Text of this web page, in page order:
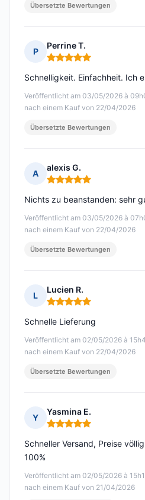
Übersetzte Bewertungen
P
Perrine T.
Hinweis: 5 von 5
Veröffentlicht am 03/05/2026 à
nach einem Kauf von 22/04/2026
Schnelligkeit. Einfachheit. Ich
Übersetzte Bewertungen
A
alexis G.
Hinweis: 5 von 5
Veröffentlicht am 03/05/2026 à
nach einem Kauf von 22/04/2026
Nichts zu beanstanden: sehr
Übersetzte Bewertungen
L
Lucien R.
Hinweis: 5 von 5
Veröffentlicht am 02/05/2026 à
nach einem Kauf von 22/04/2026
Schnelle Lieferung
Übersetzte Bewertungen
Y
Yasmina E.
Hinweis: 5 von 5
Veröffentlicht am 02/05/2026 à
nach einem Kauf von 21/04/2026
Schneller Versand, Preise
100%